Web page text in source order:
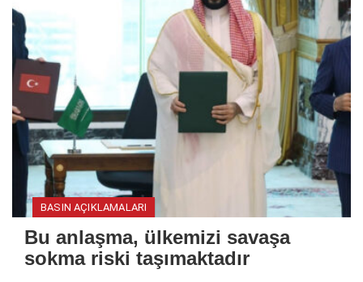
BASIN AÇIKLAMALARI
Bu anlaşma, ülkemizi savaşa
sokma riski taşımaktadır